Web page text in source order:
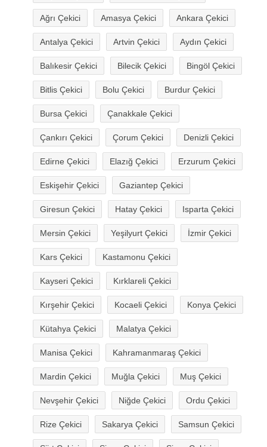
Ağrı Çekici Amasya Çekici Ankara Çekici
Antalya Çekici Artvin Çekici Aydın Çekici
Balıkesir Çekici Bilecik Çekici Bingöl Çekici
Bitlis Çekici Bolu Çekici Burdur Çekici
Bursa Çekici Çanakkale Çekici
Çankırı Çekici Çorum Çekici Denizli Çekici
Edirne Çekici Elazığ Çekici Erzurum Çekici
Eskişehir Çekici Gaziantep Çekici
Giresun Çekici Hatay Çekici Isparta Çekici
Mersin Çekici Yeşilyurt Çekici İzmir Çekici
Kars Çekici Kastamonu Çekici
Kayseri Çekici Kırklareli Çekici
Kırşehir Çekici Kocaeli Çekici Konya Çekici
Kütahya Çekici Malatya Çekici
Manisa Çekici Kahramanmaraş Çekici
Mardin Çekici Muğla Çekici Muş Çekici
Nevşehir Çekici Niğde Çekici Ordu Çekici
Rize Çekici Sakarya Çekici Samsun Çekici